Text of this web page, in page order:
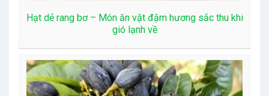
Hạt dẻ rang bơ – Món ăn vặt đậm hương sắc thu khi
gió lạnh về